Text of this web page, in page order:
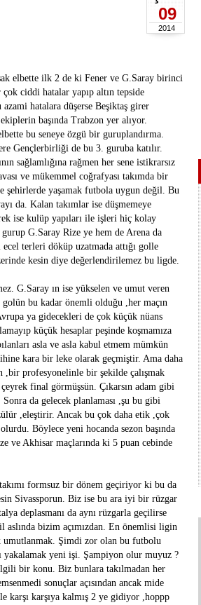
09
2014
elbette ilk 2 de ki Fener ve G.Saray birinci
ciddi hatalar yapıp altın tepside
hatalara düşerse Beşiktaş girer
başında Trabzon yer alıyor.
bu seneye özgü bir guruplandırma.
Gençlerbirliği de bu 3. guruba katılır.
sağlamlığına rağmen her sene istikrarsız
ve mükemmel coğrafyası takımda bir
şehirlerde yaşamak futbola uygun değil. Bu
da. Kalan takımlar ise düşmemeye
ise kulüp yapıları ile işleri hiç kolay
G.Saray Rize ye hem de Arena da
terleri döküp uzatmada attığı golle
kesin diye değerlendirilemez bu ligde.
G.Saray ın ise yükselen ve umut veren
bu kadar önemli olduğu ,her maçın
ya gidecekleri de çok küçük nüans
küçük hesaplar peşinde koşmamıza
asla ve asla kabul etmem mümkün
kara bir leke olarak geçmiştir. Ama daha
,bir profesyonelinle bir şekilde çalışmak
final görmüşsün. Çıkarsın adam gibi
da gelecek planlaması ,şu bu gibi
,eleştirir. Ancak bu çok daha etik ,çok
Böylece yeni hocanda sezon başında
ve Akhisar maçlarında ki 5 puan cebinde
formsuz bir dönem geçiriyor ki bu da
Sivassporun. Biz ise bu ara iyi bir rüzgar
deplasmanı da aynı rüzgarla geçilirse
aslında bizim açımızdan. En önemlisi ligin
umutlanmak. Şimdi zor olan bu futbolu
yakalamak yeni işi. Şampiyon olur muyuz ?
bir konu. Biz bunlara takılmadan her
sonuçlar açısından ancak mide
karşı karşıya kalmış 2 ye gidiyor ,hoppp